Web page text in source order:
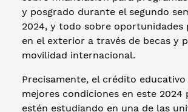
y posgrado durante el segundo
2024, y todo sobre oportunidades
en el exterior a través de becas y
movilidad internacional.
Precisamente, el crédito
mejores condiciones en este 2024
estén estudiando en una de las